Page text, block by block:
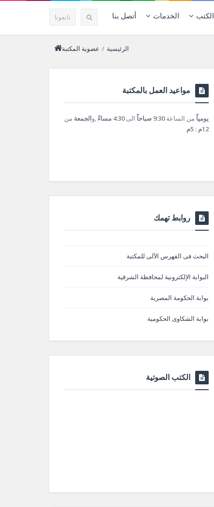
تابعونا الكتب الخدمات أتصل بنا
الرئيسية / عضوية المكتبة
مواعيد العمل بالمكتبة
يومياً من الساعة9:30 صباحاً الى4:30 مساءً ,والجمعة من
12م : 5م
روابط تهمك
البحث فى الفهرس الآلى للمكتبة
البوابة الإلكترونية لمحافظة الشرقية
بوابة الحكومة المصرية
بوابة الشكاوى الحكومية
الكتب الصوتية